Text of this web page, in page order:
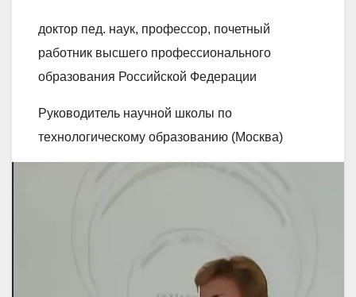
доктор пед. наук, профессор, почетный
работник высшего профессионального
образования Российской Федерации
Руководитель научной школы по
технологическому образованию (Москва)